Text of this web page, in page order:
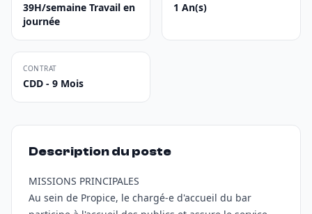
39H/semaine Travail en
journée
1 An(s)
CONTRAT
CDD - 9 Mois
Description du poste
MISSIONS PRINCIPALES
Au sein de Propice, le chargé-e d'accueil du bar